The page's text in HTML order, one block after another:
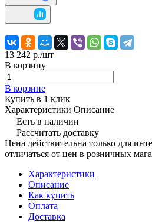
13 242 р./шт
В корзину
В корзине
Купить в 1 клик
Характеристики Описание
Есть в наличии
Рассчитать доставку
Цена действительна только для
отличаться от цен в розничных
Характеристики
Описание
Как купить
Оплата
Доставка